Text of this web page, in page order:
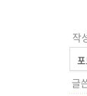
작
글